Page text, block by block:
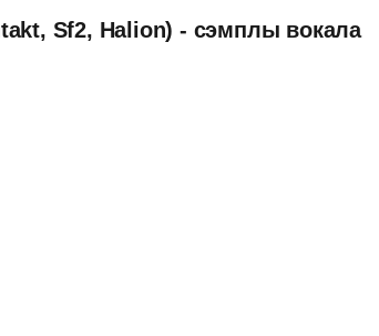
Sf2, Halion) - сэмплы вокала